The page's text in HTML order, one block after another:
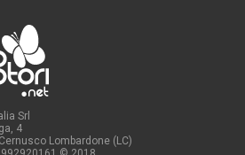
Srl
4
Lombardone (LC)